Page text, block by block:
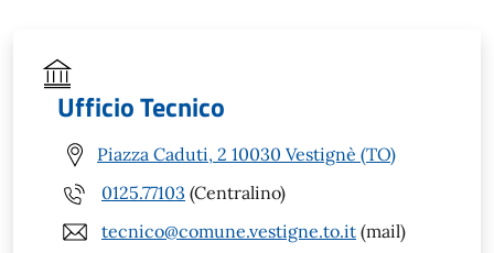
Ufficio Tecnico
Piazza Caduti, 2 10030 Vestignè (TO)
0125.77103 (Centralino)
tecnico@comune.vestigne.to.it (mail)